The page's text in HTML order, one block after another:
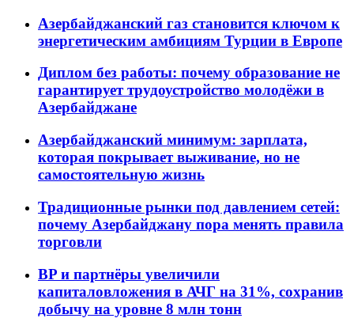
Азербайджанский газ становится ключом к
энергетическим амбициям Турции в Европе
Диплом без работы: почему образование не
гарантирует трудоустройство молодёжи в
Азербайджане
Азербайджанский минимум: зарплата,
которая покрывает выживание, но не
самостоятельную жизнь
Традиционные рынки под давлением сетей:
почему Азербайджану пора менять правила
торговли
BP и партнёры увеличили
капиталовложения в АЧГ на 31%, сохранив
добычу на уровне 8 млн тонн